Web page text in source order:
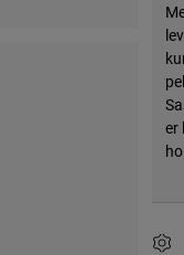
er